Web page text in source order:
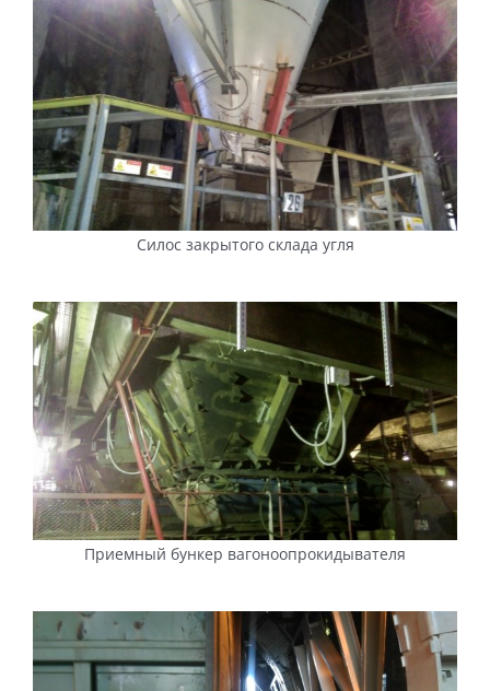
Силос закрытого склада угля
Приемный бункер вагоноопрокидывателя